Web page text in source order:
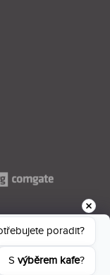
na webu
dáš souhlas je
kam sem chodí
poradit?
S výběrem kafe?